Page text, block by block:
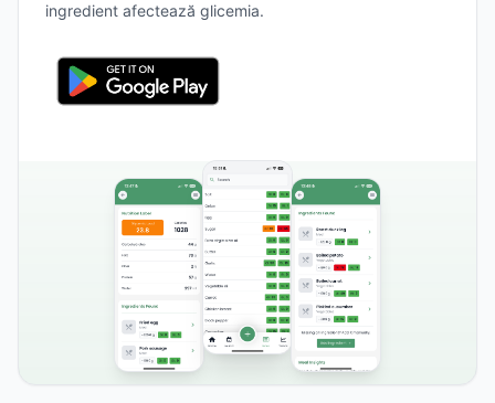
ingredient afectează glicemia.